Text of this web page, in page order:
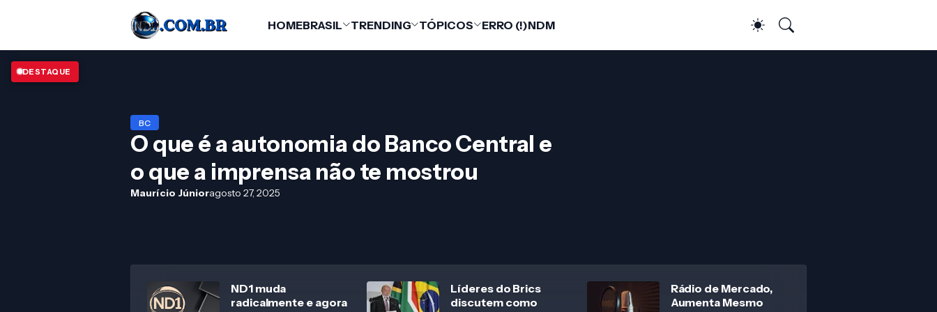
HOMEBRASIL TRENDING TÓPICOS ERRO (!)NDM
DESTAQUE
BC
O que é a autonomia do Banco Central e
o que a imprensa não te mostrou
Maurício Júnioragosto 27, 2025
ND1 muda
radicalmente e agora
Líderes do Brics
discutem como
Rádio de Mercado,
Aumenta Mesmo